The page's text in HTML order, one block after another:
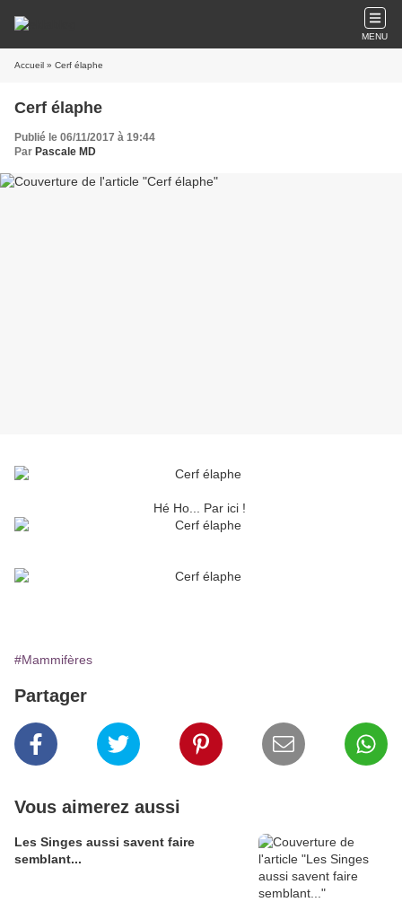
MENU
Accueil » Cerf élaphe
Cerf élaphe
Publié le 06/11/2017 à 19:44
Par Pascale MD
Hé Ho... Par ici !
#Mammifères
Partager
Vous aimerez aussi
Les Singes aussi savent faire
semblant...